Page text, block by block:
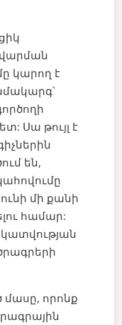
կարող է
Սա թույլ է
են,
մի քանի
համար:
մասը, որոնք